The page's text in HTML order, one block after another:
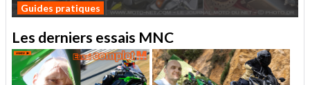
Guides pratiques
Les derniers essais MNC